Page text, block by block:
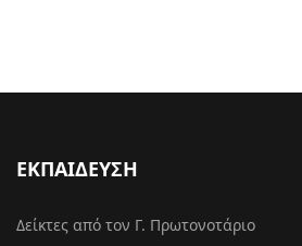
ΕΚΠΑΙΔΕΥΣΗ
Δείκτες από τον Γ. Πρωτονοτάριο